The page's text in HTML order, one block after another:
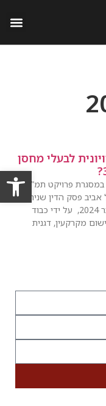
לבעלי מחסן
פרויקט תמ”א
אביב פסק הדין שניתן
בתיק זה, ב- 24 ספטמבר 2024, על ידי כבוד
מקרקעין, דגנית
פתח